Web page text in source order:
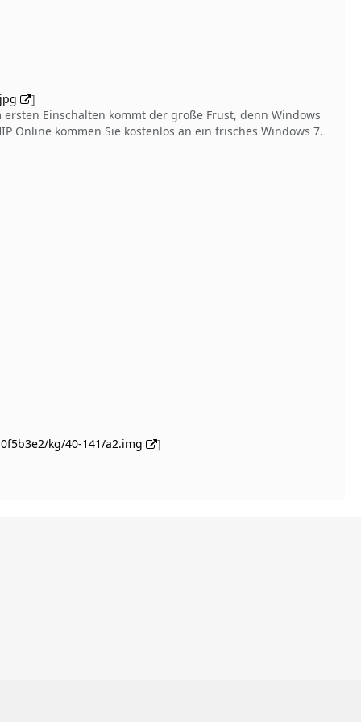
]
Einschalten kommt der große Frust, denn Windows
Online kommen Sie kostenlos an ein frisches Windows 7.
kg/40-141/a2.img
]